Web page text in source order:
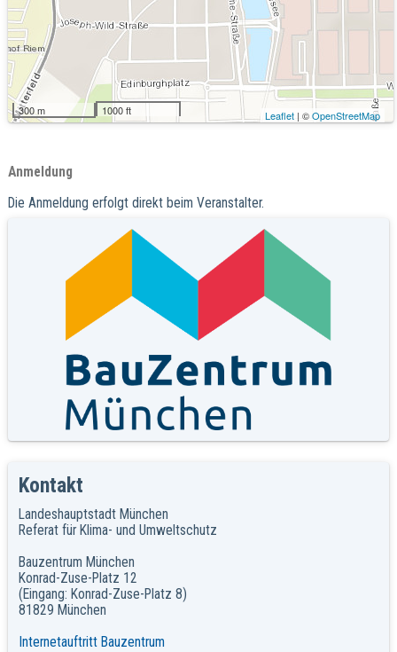
300 m 1000 ft Leaflet| ©OpenStreetMap
Anmeldung
Die Anmeldung erfolgt direkt beim Veranstalter.
Kontakt
Landeshauptstadt München
Referat für Klima- und Umweltschutz
Bauzentrum München
Konrad-Zuse-Platz 12
(Eingang: Konrad-Zuse-Platz 8)
81829 München
Internetauftritt Bauzentrum